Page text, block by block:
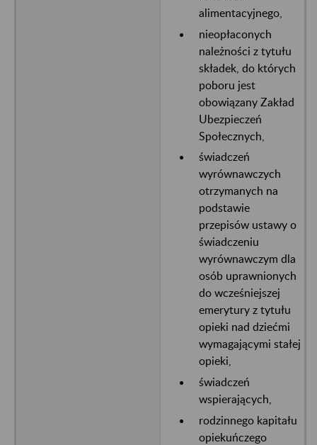
alimentacyjnego,
nieopłaconych
należności z tytułu
składek, do których
poboru jest
obowiązany Zakład
Ubezpieczeń
Społecznych,
świadczeń
wyrównawczych
otrzymanych na
podstawie
przepisów ustawy o
świadczeniu
wyrównawczym dla
osób uprawnionych
do wcześniejszej
emerytury z tytułu
opieki nad dziećmi
wymagającymi stałej
opieki,
świadczeń
wspierających,
rodzinnego kapitału
opiekuńczego